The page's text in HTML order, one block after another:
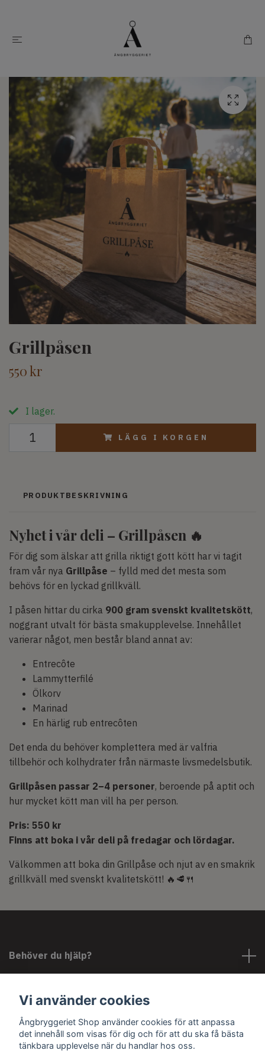
Grillpåsen
550 kr
I lager.
LÄGG I KORGEN
PRODUKTBESKRIVNING
Nyhet i vår deli – Grillpåsen 🔥
För dig som älskar att grilla riktigt gott kött har vi tagit
fram vår nya Grillpåse – fylld med det mesta som
behövs för en lyckad grillkväll.
I påsen hittar du cirka 900 gram svenskt kvalitetskött,
noggrant utvalt för bästa smakupplevelse. Innehållet
varierar något, men består bland annat av:
Entrecôte
Lammytterfilé
Ölkorv
Marinad
En härlig rub entrecôten
Det enda du behöver komplettera med är valfria
tillbehör och kolhydrater från närmaste livsmedelsbutik.
Grillpåsen passar 2–4 personer, beroende på aptit och
hur mycket kött man vill ha per person.
Pris: 550 kr
Finns att boka i vår deli på fredagar och lördagar.
Välkommen att boka din Grillpåse och njut av en smakrik
grillkväll med svenskt kvalitetskött! 🔥🥩🍴
Behöver du hjälp?
Sociala medier
Vi använder cookies
Ångbryggeriet Shop använder cookies för att anpassa
det innehåll som visas för dig och för att du ska få bästa
tänkbara upplevelse när du handlar hos oss.